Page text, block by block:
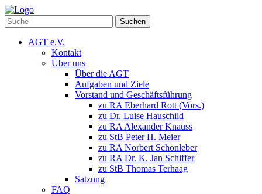
Suchen
AGT e.V.
Kontakt
Über uns
Über die AGT
Aufgaben und Ziele
Vorstand und Geschäftsführung
zu RA Eberhard Rott (Vors.)
zu Dr. Luise Hauschild
zu RA Alexander Knauss
zu StB Peter H. Meier
zu RA Norbert Schönleber
zu RA Dr. K. Jan Schiffer
zu StB Thomas Terhaag
Satzung
FAQ